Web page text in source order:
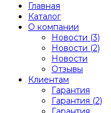
Главная
Каталог
О компании
Новости (3)
Новости (2)
Новости
Отзывы
Клиентам
Гарантия
Гарантия (2)